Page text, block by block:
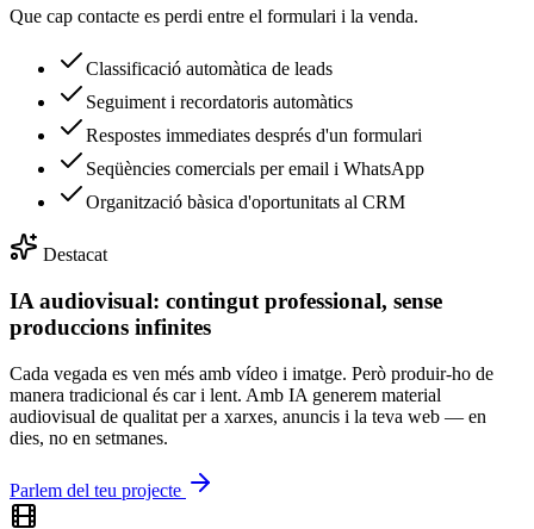
Que cap contacte es perdi entre el formulari i la venda.
Classificació automàtica de leads
Seguiment i recordatoris automàtics
Respostes immediates després d'un formulari
Seqüències comercials per email i WhatsApp
Organització bàsica d'oportunitats al CRM
Destacat
IA audiovisual: contingut professional, sense
produccions infinites
Cada vegada es ven més amb vídeo i imatge. Però produir-ho de
manera tradicional és car i lent. Amb IA generem material
audiovisual de qualitat per a xarxes, anuncis i la teva web — en
dies, no en setmanes.
Parlem del teu projecte